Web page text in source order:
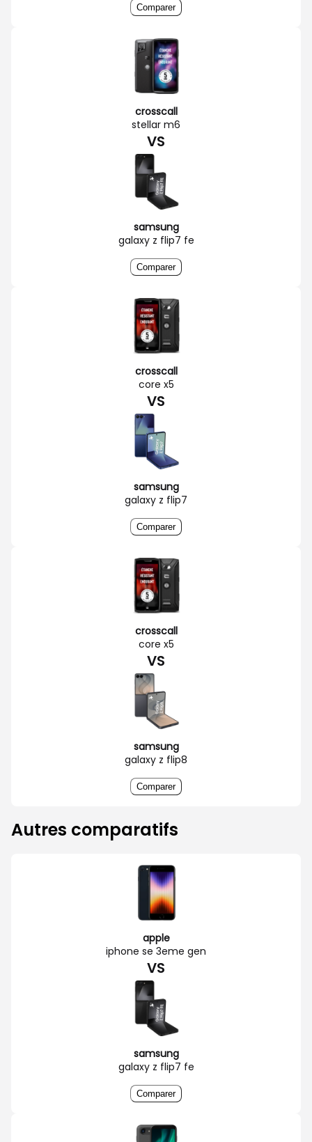
Comparer
crosscall
stellar m6
VS
samsung
galaxy z flip7 fe
Comparer
crosscall
core x5
VS
samsung
galaxy z flip7
Comparer
crosscall
core x5
VS
samsung
galaxy z flip8
Comparer
Autres comparatifs
apple
iphone se 3eme gen
VS
samsung
galaxy z flip7 fe
Comparer